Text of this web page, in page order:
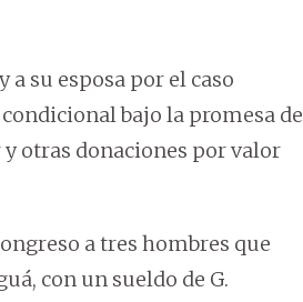
y a su esposa por el caso
bajo la promesa de
otras donaciones por valor
a tres hombres que
con un sueldo de G.